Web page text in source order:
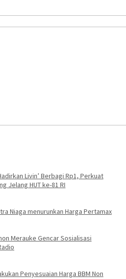
Livin’ Berbagi Rp1, Perkuat
Jelang HUT ke-81 RI
Niaga menurunkan Harga Pertamax
Merauke Gencar Sosialisasi
Penyesuaian Harga BBM Non